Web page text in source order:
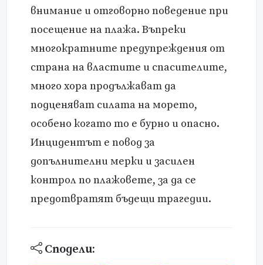
внимание и отговорно поведение при
посещение на плажа. Въпреки
многократните предупреждения от
страна на властите и спасителите,
много хора продължават да
подценяват силата на морето,
особено когато то е бурно и опасно.
Инцидентът е повод за
допълнителни мерки и засилен
контрол по плажовете, за да се
предотвратят бъдещи трагедии.
Сподели: